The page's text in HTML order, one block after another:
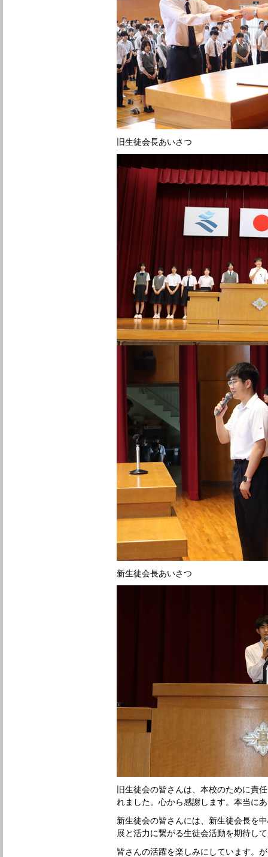
旧生徒会長あいさつ
新生徒会長あいさつ
旧生徒会の皆さんは、本校のために責
れました。心から感謝します。本当に
新生徒会の皆さんには、新生徒会長を
展と活力に繋がる生徒会活動を期待し
皆さんの活躍を楽しみにしています。